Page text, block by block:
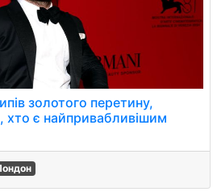
золотого перетину,
хто є найпривабливішим